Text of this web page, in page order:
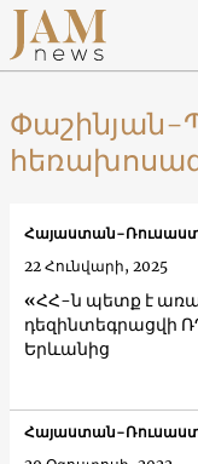
Փաշինյան-
«ՀՀ-ն պետք է
դեզինտեգրացվի
Երևանից
Հայաստան-
22 Հունվարի, 2025
Հայաստան-